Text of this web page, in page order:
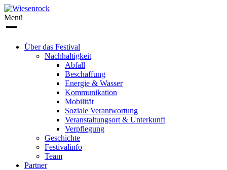
Menü
Über das Festival
Nachhaltigkeit
Abfall
Beschaffung
Energie & Wasser
Kommunikation
Mobilität
Soziale Verantwortung
Veranstaltungsort & Unterkunft
Verpflegung
Geschichte
Festivalinfo
Team
Partner